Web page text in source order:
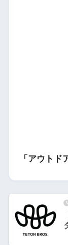
「アウトド